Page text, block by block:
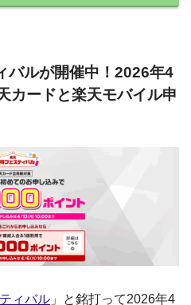
バルが開催中！2026年4
カードと楽天モバイル申
ィバル 」と銘打って2026年4